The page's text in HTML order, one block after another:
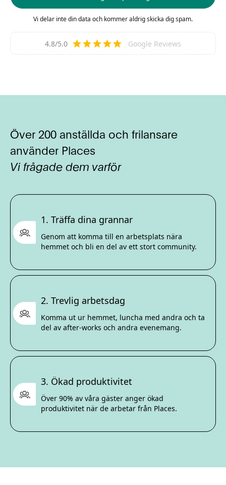
Vi delar inte din data och kommer aldrig skicka dig spam.
4.8/5.0 Google Reviews
Över 200 anställda och frilansare
använder Places
Vi frågade dem varför
1. Träffa dina grannar
Genom att komma till en arbetsplats nära
hemmet och bli en del av ett stort community.
2. Trevlig arbetsdag
Komma ut ur hemmet, luncha med andra och ta
del av after-works och andra evenemang.
3. Ökad produktivitet
Över 90% av våra gäster anger ökad
produktivitet när de arbetar från Places.